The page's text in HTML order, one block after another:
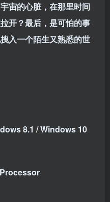
宙的心脏，在那里时间
开？最后，是可怕的事
入一个陌生又熟悉的世
8.1 / Windows 10